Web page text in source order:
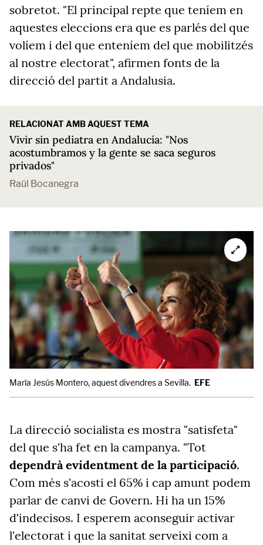
sobretot. "El principal repte que teníem en
aquestes eleccions era que es parlés del que
volíem i del que enteníem del que mobilitzés
al nostre electorat", afirmen fonts de la
direcció del partit a Andalusia.
RELACIONAT AMB AQUEST TEMA
Vivir sin pediatra en Andalucía: "Nos
acostumbramos y la gente se saca seguros
privados"
Raúl Bocanegra
María Jesús Montero, aquest divendres a Sevilla. EFE
La direcció socialista es mostra "satisfeta"
del que s'ha fet en la campanya. "Tot
dependrà evidentment de la participació.
Com més s'acosti el 65% i cap amunt podem
parlar de canvi de Govern. Hi ha un 15%
d'indecisos. I esperem aconseguir activar
l'electorat i que la sanitat serveixi com a